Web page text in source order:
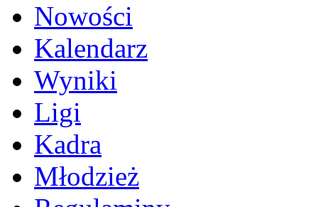
Nowości
Kalendarz
Wyniki
Ligi
Kadra
Młodzież